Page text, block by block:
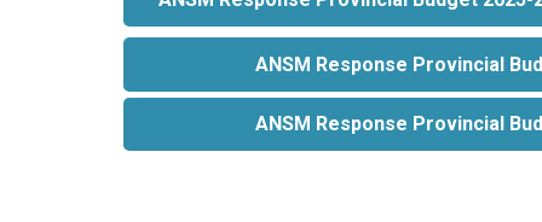
ANSM Response Provincial
ANSM Response Provincial